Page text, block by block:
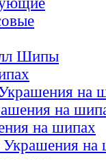
Шипы
на
на
на шипах
Украшения на